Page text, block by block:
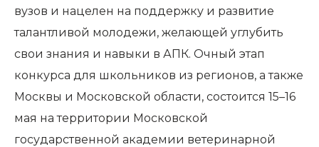
вузов и нацелен на поддержку и развитие
талантливой молодежи, желающей углубить
свои знания и навыки в АПК. Очный этап
конкурса для школьников из регионов, а также
Москвы и Московской области, состоится 15–16
мая на территории Московской
государственной академии ветеринарной